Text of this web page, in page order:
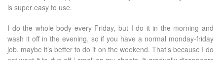
is super easy to use.
I do the whole body every Friday, but I do it in the morning and
wash it off in the evening, so if you have a normal monday-friday
job, maybe it’s better to do it on the weekend. That’s because I do